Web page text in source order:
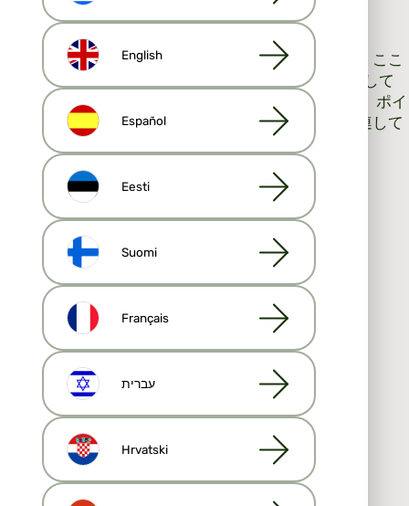
いですか?
不動産業者の初心者なら誰もが疑問に思う疑問です。ここ
では、30 年以上の経験を持つ私たちが見つけた、そして
2024 年にも有効と思われる 12 の方法を紹介します。ポイ
ントは重要度順ではありませんが、すべて同様に関連して
います。
コールドコール
不動産情報ポータルとFacebookマーケットプレイス
パーソナルブランディング
伝統的な広告
友人、知人、親戚
あなたの近所
企業へのスポンサーシップと協力
他のエージェントと協力する
顧客とリードの育成
オープンハウス
目標を設定します。
English
Español
Eesti
Suomi
Français
עברית
Hrvatski